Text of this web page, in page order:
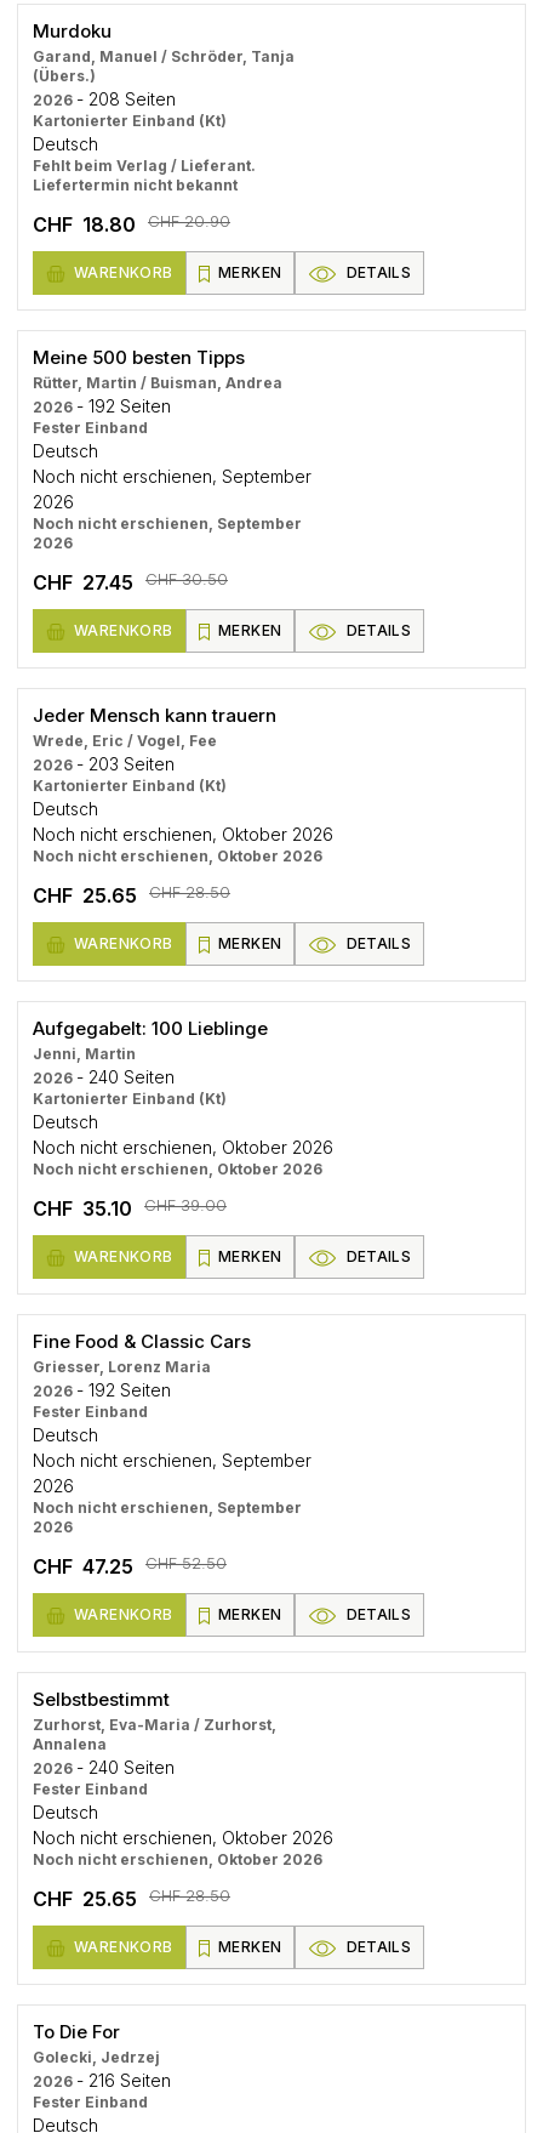
Murdoku
Garand, Manuel / Schröder, Tanja
(Übers.)
2026 - 208 Seiten
Kartonierter Einband (Kt)
Deutsch
Fehlt beim Verlag / Lieferant.
Liefertermin nicht bekannt
CHF 18.80 CHF 20.90
WARENKORB MERKEN DETAILS
Meine 500 besten Tipps
Rütter, Martin / Buisman, Andrea
2026 - 192 Seiten
Fester Einband
Deutsch
Noch nicht erschienen, September
2026
Noch nicht erschienen, September
2026
CHF 27.45 CHF 30.50
WARENKORB MERKEN DETAILS
Jeder Mensch kann trauern
Wrede, Eric / Vogel, Fee
2026 - 203 Seiten
Kartonierter Einband (Kt)
Deutsch
Noch nicht erschienen, Oktober 2026
Noch nicht erschienen, Oktober 2026
CHF 25.65 CHF 28.50
WARENKORB MERKEN DETAILS
Aufgegabelt: 100 Lieblinge
Jenni, Martin
2026 - 240 Seiten
Kartonierter Einband (Kt)
Deutsch
Noch nicht erschienen, Oktober 2026
Noch nicht erschienen, Oktober 2026
CHF 35.10 CHF 39.00
WARENKORB MERKEN DETAILS
Fine Food & Classic Cars
Griesser, Lorenz Maria
2026 - 192 Seiten
Fester Einband
Deutsch
Noch nicht erschienen, September
2026
Noch nicht erschienen, September
2026
CHF 47.25 CHF 52.50
WARENKORB MERKEN DETAILS
Selbstbestimmt
Zurhorst, Eva-Maria / Zurhorst,
Annalena
2026 - 240 Seiten
Fester Einband
Deutsch
Noch nicht erschienen, Oktober 2026
Noch nicht erschienen, Oktober 2026
CHF 25.65 CHF 28.50
WARENKORB MERKEN DETAILS
To Die For
Golecki, Jedrzej
2026 - 216 Seiten
Fester Einband
Deutsch